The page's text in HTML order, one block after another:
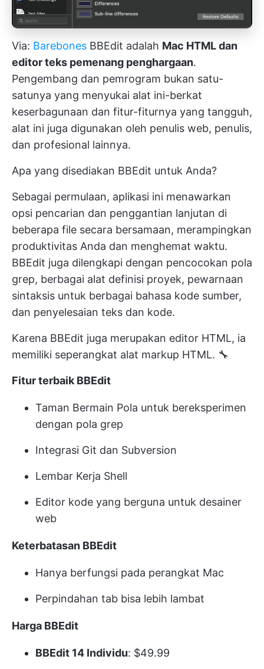
Via: Barebones BBEdit adalah Mac HTML dan
editor teks pemenang penghargaan.
Pengembang dan pemrogram bukan satu-
satunya yang menyukai alat ini-berkat
keserbagunaan dan fitur-fiturnya yang tangguh,
alat ini juga digunakan oleh penulis web, penulis,
dan profesional lainnya.
Apa yang disediakan BBEdit untuk Anda?
Sebagai permulaan, aplikasi ini menawarkan
opsi pencarian dan penggantian lanjutan di
beberapa file secara bersamaan, merampingkan
produktivitas Anda dan menghemat waktu.
BBEdit juga dilengkapi dengan pencocokan pola
grep, berbagai alat definisi proyek, pewarnaan
sintaksis untuk berbagai bahasa kode sumber,
dan penyelesaian teks dan kode.
Karena BBEdit juga merupakan editor HTML, ia
memiliki seperangkat alat markup HTML. 🔧
Fitur terbaik BBEdit
Taman Bermain Pola untuk bereksperimen
dengan pola grep
Integrasi Git dan Subversion
Lembar Kerja Shell
Editor kode yang berguna untuk desainer
web
Keterbatasan BBEdit
Hanya berfungsi pada perangkat Mac
Perpindahan tab bisa lebih lambat
Harga BBEdit
BBEdit 14 Individu: $49.99